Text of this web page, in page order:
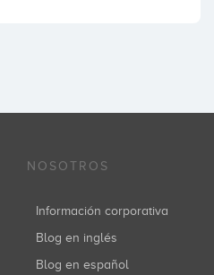
NOSOTROS
Información corporativa
Blog en inglés
Blog en español